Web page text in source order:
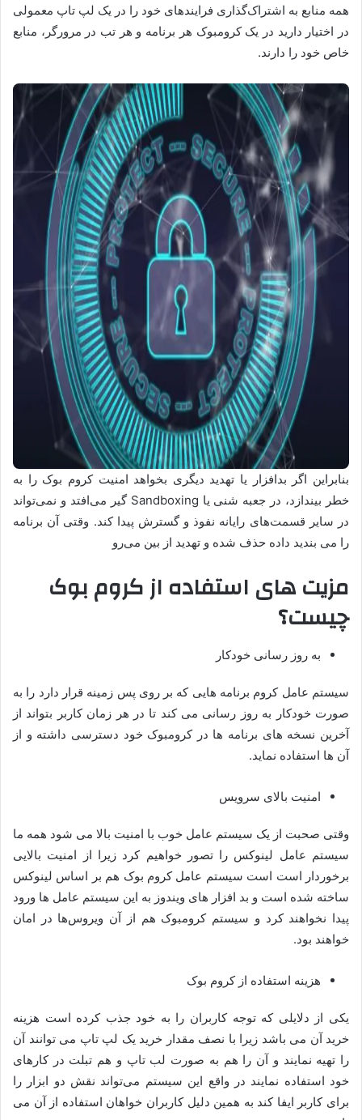
همه منابع به اشتراک‌گذاری فرایندهای خود را در یک لپ تاپ معمولی
در اختیار دارید در یک کرومبوک هر برنامه و هر تب در مرورگر، منابع
خاص خود را دارند.
بنابراین اگر بدافزار یا تهدید دیگری بخواهد امنیت کروم بوک را به
خطر بیندازد، در جعبه شنی یا Sandboxing گیر می‌‌افتد و نمی‌تواند
در سایر قسمت‌های رایانه نفوذ و گسترش پیدا کند. وقتی آن برنامه
را می ‌بندید داده حذف شده و تهدید از بین می‌رو
مزیت های استفاده از کروم بوک
چیست؟
به روز رسانی خودکار
سیستم عامل کروم برنامه هایی که بر روی پس زمینه قرار دارد را به
صورت خودکار به روز رسانی می کند تا در هر زمان کاربر بتواند از
آخرین نسخه های برنامه ها در کرومبوک خود دسترسی داشته و از
آن ها استفاده نماید.
امنیت بالای سرویس
وقتی صحبت از یک سیستم عامل خوب با امنیت بالا می شود همه ما
سیستم عامل لینوکس را تصور خواهیم کرد زیرا از امنیت بالایی
برخوردار است است سیستم عامل کروم بوک هم بر اساس لینوکس
ساخته شده است و بد افزار های ویندوز به این سیستم عامل ها ورود
پیدا نخواهند کرد و سیستم کرومبوک هم از آن ویروس‌ها در امان
خواهند بود.
هزینه استفاده از کروم بوک
یکی از دلایلی که توجه کاربران را به خود جذب کرده است هزینه
خرید آن می باشد زیرا با نصف مقدار خرید یک لپ تاپ می توانند آن
را تهیه نمایند و آن را هم به صورت لب تاپ و هم تبلت در کارهای
خود استفاده نمایند در واقع این سیستم می‌تواند نقش دو ابزار را
برای کاربر ایفا کند به همین دلیل کاربران خواهان استفاده از آن می